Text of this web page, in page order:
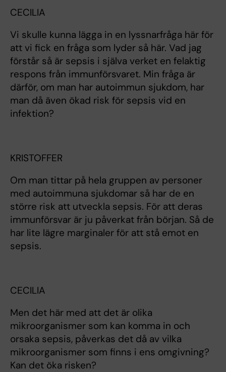
CECILIA
Vi skulle kunna lägga in en lyssnarfråga här för
att vi fick en fråga som lyder så här. Vad jag
förstår så är sepsis i själva verket en felaktig
respons från immunförsvaret. Min fråga är
därför, om man har autoimmun sjukdom, har
man då även ökad risk för sepsis vid en
infektion?
KRISTOFFER
Om man tittar på hela gruppen av personer
med autoimmuna sjukdomar så har de en
större risk att utveckla sepsis. För att deras
immunförsvar är ju påverkat från början. Så de
har lite lägre marginaler för att stå emot en
sepsis.
CECILIA
Men det här med att det är olika
mikroorganismer som kan komma in och
orsaka sepsis, påverkas det då av vilka
mikroorganismer som finns i ens omgivning?
Kan det öka risken?